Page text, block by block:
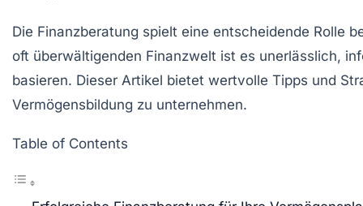
Die Finanzberatung spielt eine entscheidende Rolle
oft überwältigenden Finanzwelt ist es unerlässlich,
basieren. Dieser Artikel bietet wertvolle Tipps und
Vermögensbildung zu unternehmen.
Table of Contents